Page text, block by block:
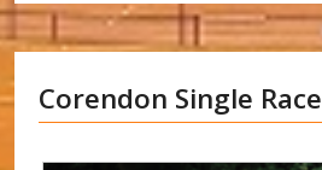
Corendon Single Race